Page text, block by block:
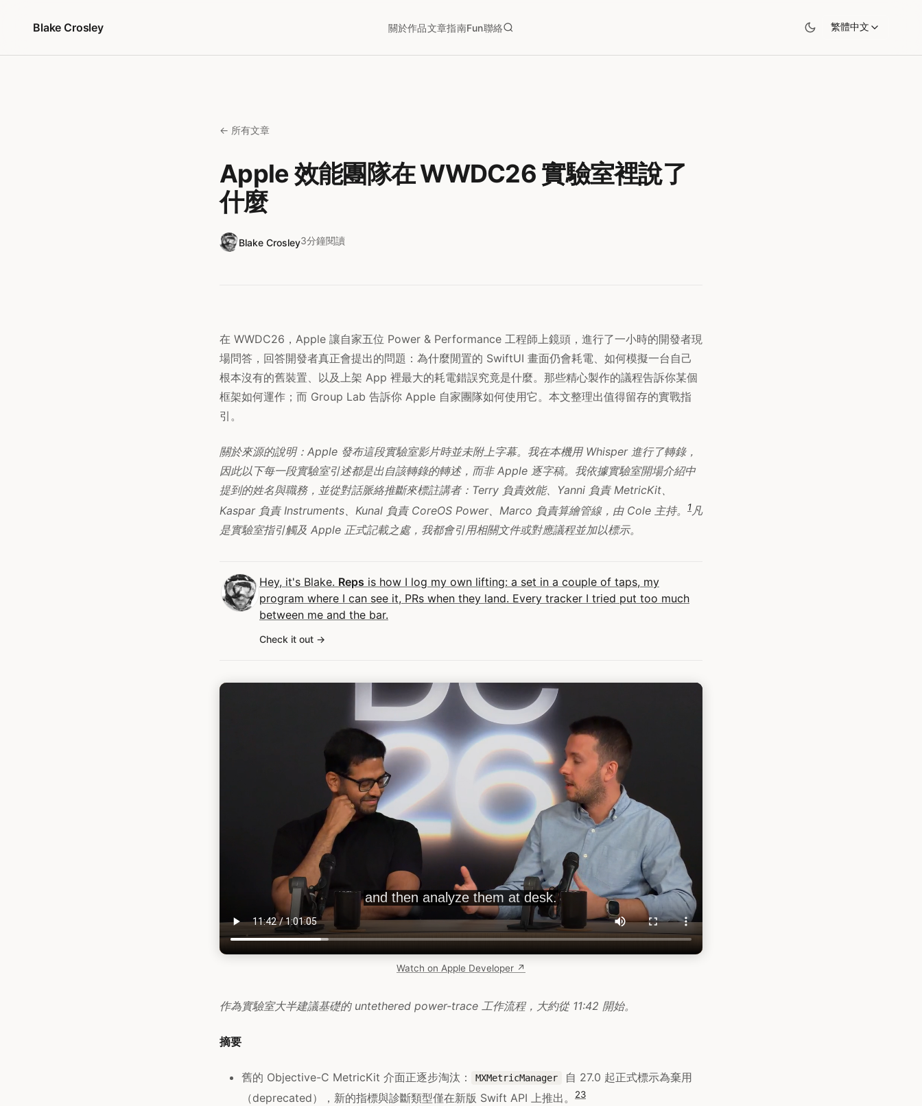
Blake Crosley
關於作品文章指南Fun聯絡 繁體中文
← 所有文章
Apple 效能團隊在 WWDC26 實驗室裡說了
什麼
Blake Crosley3分鐘閱讀
在 WWDC26，Apple 讓自家五位 Power & Performance 工程師上鏡頭，進行了一小時的開發者現
場問答，回答開發者真正會提出的問題：為什麼閒置的 SwiftUI 畫面仍會耗電、如何模擬一台自己
根本沒有的舊裝置、以及上架 App 裡最大的耗電錯誤究竟是什麼。那些精心製作的議程告訴你某個
框架如何運作；而 Group Lab 告訴你 Apple 自家團隊如何使用它。本文整理出值得留存的實戰指
引。
關於來源的說明：Apple 發布這段實驗室影片時並未附上字幕。我在本機用 Whisper 進行了轉錄，
因此以下每一段實驗室引述都是出自該轉錄的轉述，而非 Apple 逐字稿。我依據實驗室開場介紹中
提到的姓名與職務，並從對話脈絡推斷來標註講者：Terry 負責效能、Yanni 負責 MetricKit、
Kaspar 負責 Instruments、Kunal 負責 CoreOS Power、Marco 負責算繪管線，由 Cole 主持。
1凡
是實驗室指引觸及 Apple 正式記載之處，我都會引用相關文件或對應議程並加以標示。
Hey, it's Blake. Reps is how I log my own lifting: a set in a couple of taps, my
program where I can see it, PRs when they land. Every tracker I tried put too much
between me and the bar.
Check it out
Watch on Apple Developer ↗
作為實驗室大半建議基礎的 untethered power-trace 工作流程，大約從 11:42 開始。
摘要
舊的 Objective-C MetricKit 介面正逐步淘汰： MXMetricManager
自 27.0 起正式標示為棄用
（deprecated），新的指標與診斷類型僅在新版 Swift API 上推出。
23